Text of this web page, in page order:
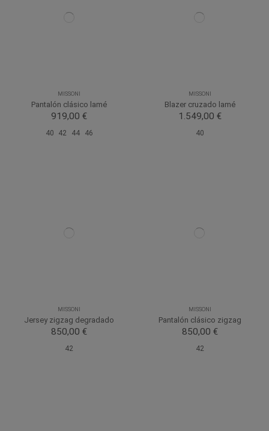
MISSONI
Pantalón clásico lamé
919,00 €
40 42 44 46
MISSONI
Blazer cruzado lamé
1.549,00 €
40
MISSONI
Jersey zigzag degradado
850,00 €
42
MISSONI
Pantalón clásico zigzag
850,00 €
42